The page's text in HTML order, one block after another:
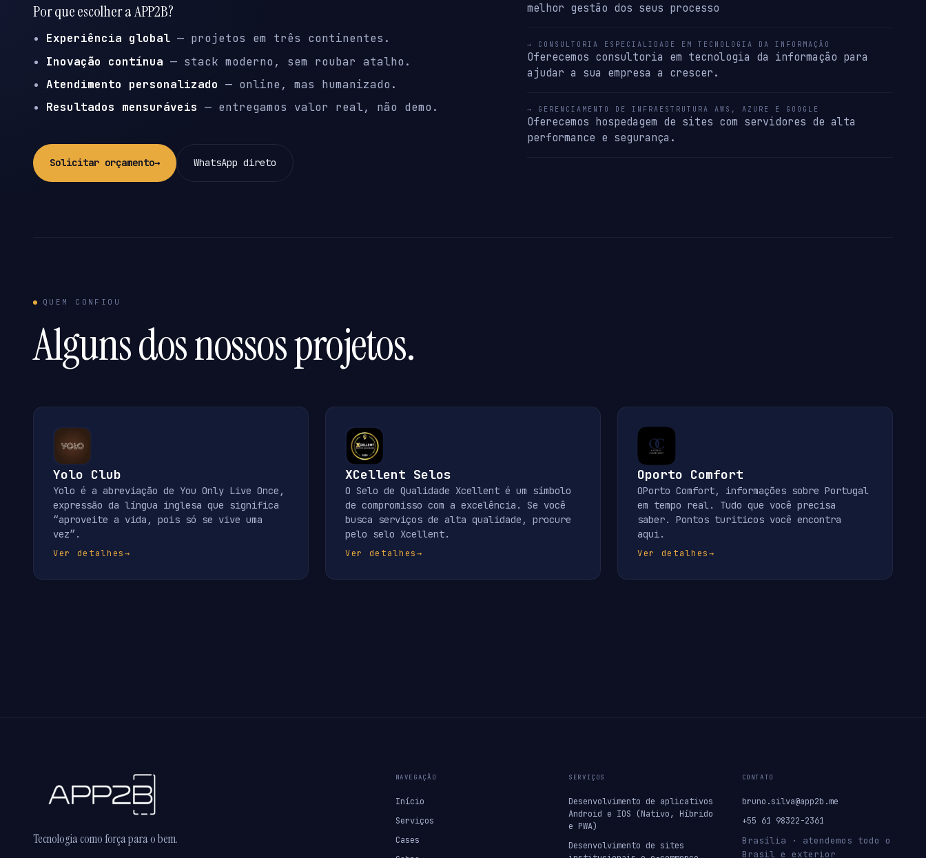
Por que escolher a APP2B?
Experiência global — projetos em três continentes.
Inovação contínua — stack moderno, sem roubar atalho.
Atendimento personalizado — online, mas humanizado.
Resultados mensuráveis — entregamos valor real, não demo.
Solicitar orçamento→ WhatsApp direto
melhor gestão dos seus processo
→ CONSULTORIA ESPECIALIDADE EM TECNOLOGIA DA INFORMAÇÃO
Oferecemos consultoria em tecnologia da informação para
ajudar a sua empresa a crescer.
→ GERENCIAMENTO DE INFRAESTRUTURA AWS, AZURE E GOOGLE
Oferecemos hospedagem de sites com servidores de alta
performance e segurança.
QUEM CONFIOU
Alguns dos nossos projetos.
Yolo Club
Yolo é a abreviação de You Only Live Once,
expressão da língua inglesa que significa
“aproveite a vida, pois só se vive uma
vez”.
Ver detalhes→
XCellent Selos
O Selo de Qualidade Xcellent é um símbolo
de compromisso com a excelência. Se você
busca serviços de alta qualidade, procure
pelo selo Xcellent.
Ver detalhes→
Oporto Comfort
OPorto Comfort, informações sobre Portugal
em tempo real. Tudo que você precisa
saber. Pontos turiticos você encontra
aqui.
Ver detalhes→
Tecnologia como força para o bem.
NAVEGAÇÃO
Início
Serviços
Cases
SERVIÇOS
Desenvolvimento de aplicativos
Android e IOS (Nativo, Híbrido
e PWA)
Desenvolvimento de sites
CONTATO
bruno.silva@app2b.me
+55 61 98322-2361
Brasília · atendemos todo o
Brasil e exterior